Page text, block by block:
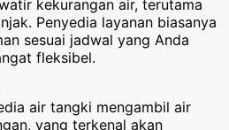
kekurangan air, terutama
Penyedia layanan biasanya
sesuai jadwal yang Anda
fleksibel.
air tangki mengambil air
yang terkenal akan